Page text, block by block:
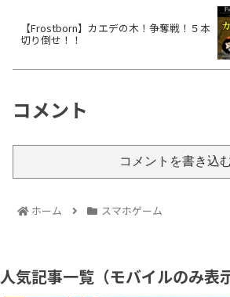
【Frostborn】カエデの木！争奪戦！５本
切り倒せ！！
コメント
コメントを書き込
ホーム スマホゲーム
人気記事一覧（モバイルのみ表